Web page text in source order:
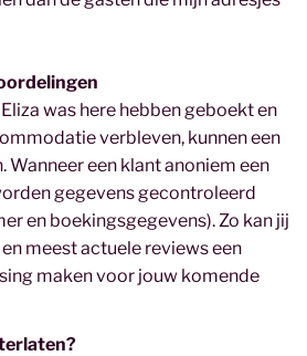
was here hebben geboekt en
verbleven, kunnen een
Wanneer een klant anoniem een
gegevens gecontroleerd
en boekingsgegevens). Zo kan jij
meest actuele reviews een
maken voor jouw komende